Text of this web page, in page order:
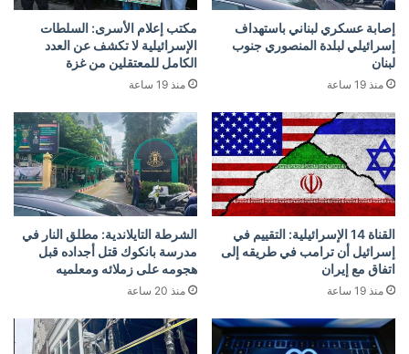
إصابة عسكري لبناني باستهداف
إسرائيلي لبلدة المنصوري جنوب
لبنان
منذ 19 ساعة
مكتب إعلام الأسرى: السلطات
الإسرائيلية لا تكشف عن العدد
الكامل للمعتقلين من غزة
منذ 19 ساعة
القناة 14 الإسرائيلية: التقييم في
إسرائيل أن ترامب في طريقه إلى
اتفاق مع إيران
منذ 19 ساعة
الشرطة التايلاندية: مطلق النار في
مدرسة بانكوك قتل أجداده قبل
هجومه على زملائه ومعلميه
منذ 20 ساعة